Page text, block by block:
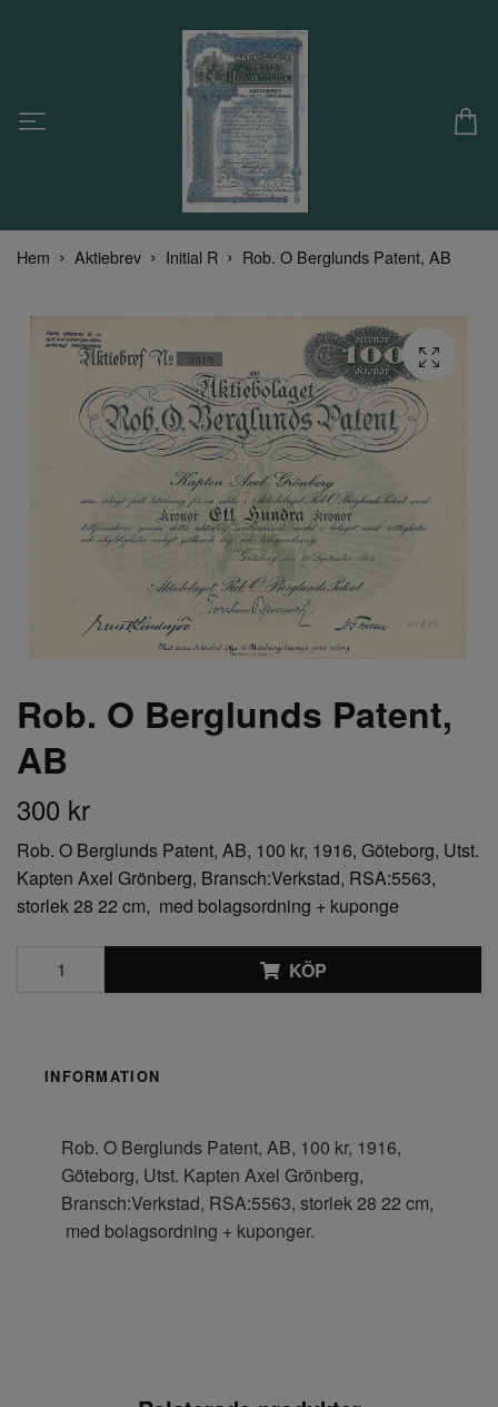
Hem Aktiebrev Initial R Rob. O Berglunds Patent, AB
Rob. O Berglunds Patent,
AB
300 kr
Rob. O Berglunds Patent, AB, 100 kr, 1916, Göteborg, Utst.
Kapten Axel Grönberg, Bransch:Verkstad, RSA:5563,
storlek 28 22 cm, med bolagsordning + kuponge
KÖP
INFORMATION
Rob. O Berglunds Patent, AB, 100 kr, 1916,
Göteborg, Utst. Kapten Axel Grönberg,
Bransch:Verkstad, RSA:5563, storlek 28 22 cm,
med bolagsordning + kuponger.